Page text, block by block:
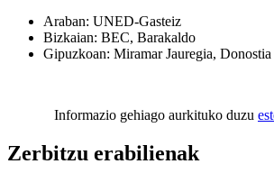
Araban: UNED-Gasteiz
Bizkaian: BEC, Barakaldo
Gipuzkoan: Miramar Jauregia, Donostia
Informazio gehiago aurkituko duzu
Zerbitzu erabilienak